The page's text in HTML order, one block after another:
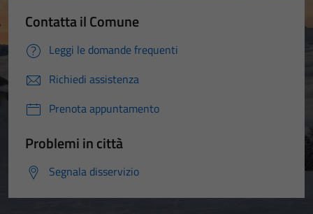
Contatta il Comune
Leggi le domande frequenti
Richiedi assistenza
Prenota appuntamento
Problemi in città
Segnala disservizio